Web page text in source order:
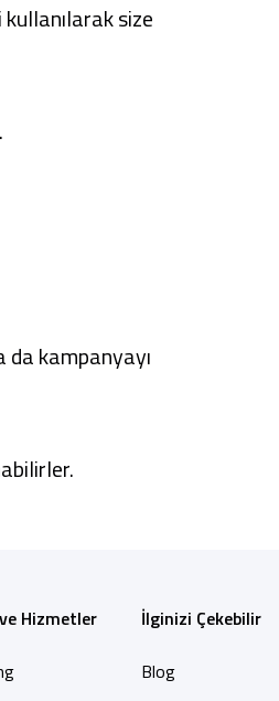
kullanılarak size
kampanyayı
Hizmetler
İlginizi Çekebilir
Blog